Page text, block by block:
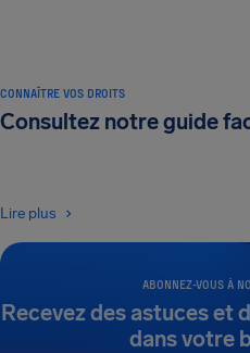
ABONNEZ-VOUS À
Recevez des astuces et
dans votre
CONNAÎTRE VOS DROITS
Consultez notre guide
Lire plus